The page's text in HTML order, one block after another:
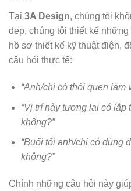
Tại 3A Design, chúng tôi
đẹp, chúng tôi thiết kế những
hồ sơ thiết kế kỹ thuật điện,
câu hỏi thực tế:
“Anh/chị có thói quen làm
“Vị trí này tương lai có
không?”
“Buổi tối anh/chị có dùng
không?”
Chính những câu hỏi này